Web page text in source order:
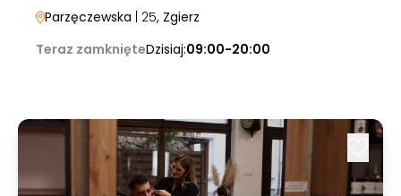
Parzęczewska | 25, Zgierz
Teraz zamknięteDzisiaj:09:00-20:00